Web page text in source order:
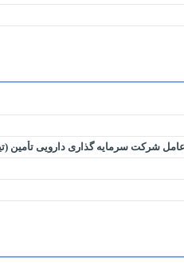
شرکت سرمایه گذاری دارویی تأمین